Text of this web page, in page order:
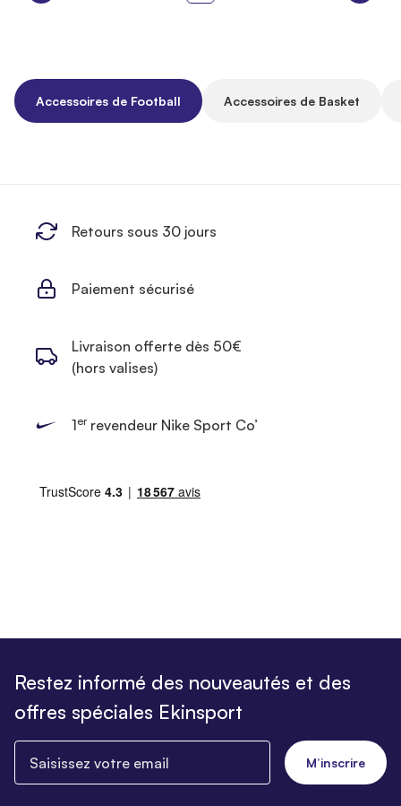
Accessoires de Football Accessoires de Basket
Retours sous 30 jours
Paiement sécurisé
Livraison offerte dès 50€
(hors valises)
1errevendeur Nike Sport Co’
Restez informé des nouveautés et des
offres spéciales Ekinsport
M’inscrire